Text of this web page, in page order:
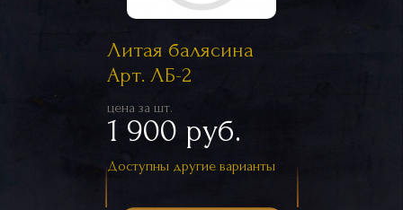
Литая балясина
Арт. ЛБ-2
цена за шт.
1 900 руб.
Доступны другие варианты